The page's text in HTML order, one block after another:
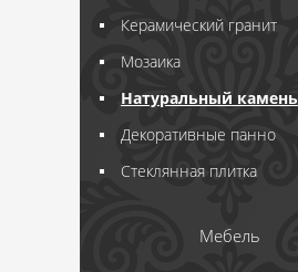
Керамический гранит
Мозаика
Натуральный камень
Декоративные панно
Стеклянная плитка
Мебель